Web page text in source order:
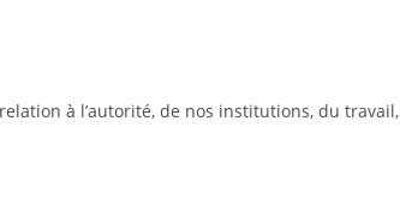
à l’autorité, de nos institutions, du travail,